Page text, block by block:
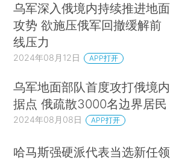
乌军深入俄境内持续推进地面
攻势 欲施压俄军回撤缓解前
线压力
2024年08月12日 APP打开
乌军地面部队首度攻打俄境内
据点 俄疏散3000名边界居民
2024年08月08日 APP打开
哈马斯强硬派代表当选新任领